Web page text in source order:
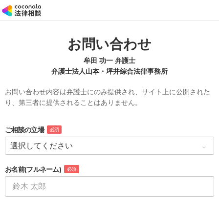
お問い合わせ
牟田 功一 弁護士
弁護士法人山本・坪井綜合法律事務所
お問い合わせ内容は弁護士にのみ提供され、サイト上に公開された
り、第三者に提供されることはありません。
ご相談の立場 必須
お名前(フルネーム) 必須